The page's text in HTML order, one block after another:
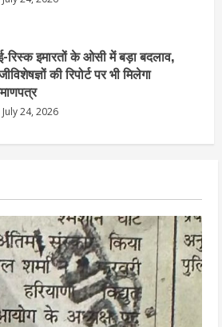
July 24, 2026
के अध्यक्ष नंद लाल का निधन
July 24, 2026
मानक व नियम का बारीकी से किया
परीक्षण, तब कार्रवाई
July 24, 2026